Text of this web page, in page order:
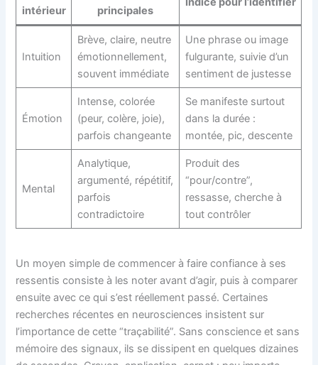
intérieur
principales
Intuition
Brève, claire, neutre
émotionnellement,
souvent immédiate
Une phrase ou image
fulgurante, suivie d’un
sentiment de justesse
Émotion
Intense, colorée
(peur, colère, joie),
parfois changeante
Se manifeste surtout
dans la durée :
montée, pic, descente
Mental
Analytique,
argumenté, répétitif,
parfois
contradictoire
Produit des
“pour/contre”,
ressasse, cherche à
tout contrôler
Un moyen simple de commencer à faire confiance à ses
ressentis consiste à les noter avant d’agir, puis à comparer
ensuite avec ce qui s’est réellement passé. Certaines
recherches récentes en neurosciences insistent sur
l’importance de cette “traçabilité”. Sans conscience et sans
mémoire des signaux, ils se dissipent en quelques dizaines